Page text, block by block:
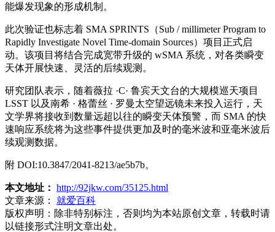
能爆发现象的形成机制。
此次验证也标志着 SMA SPRINTS（Sub / millimeter Program to
Rapidly Investigate Novel Time-domain Sources）项目正式启
动。该项目将结合完成宽带升级的 wSMA 系统，对各类瞬变
天体开展快速、灵活的后续观测。
研究团队表示，随着薇拉 ·C· 鲁宾天文台的大规模巡天项目
LSST 以及南希 · 格蕾丝 · 罗曼太空望远镜未来投入运行，天
文学界将接收到数量远超以往的瞬变天体预警，而 SMA 的快
速响应系统将为这些事件提供更加及时的毫米波和亚毫米波后
续观测数据。
附 DOI:10.3847/2041-8213/ae5b7b。
本文地址： http://92jkw.com/35125.html
文章来源：
就爱百科
版权声明： 除非特别标注，否则均为本站原创文章，转载时请
以链接形式注明文章出处。